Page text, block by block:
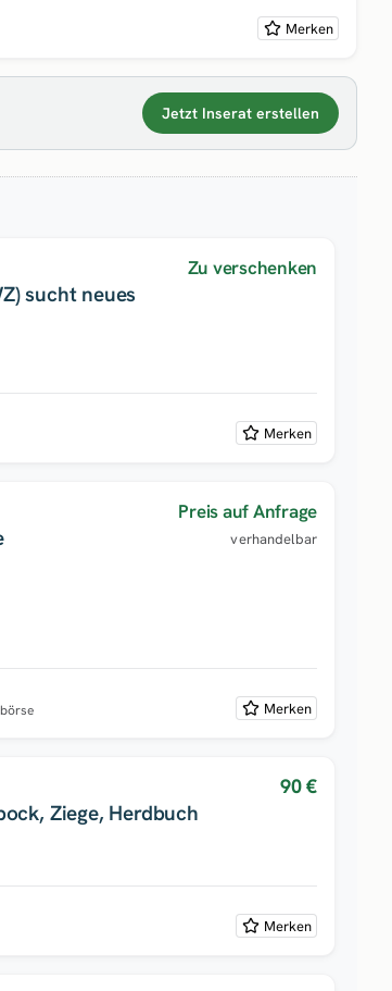
Merken
Jetzt Inserat erstellen
sucht neues
Zu verschenken
Merken
Preis auf Anfrage
verhandelbar
Merken
Ziege, Herdbuch
90 €
Merken